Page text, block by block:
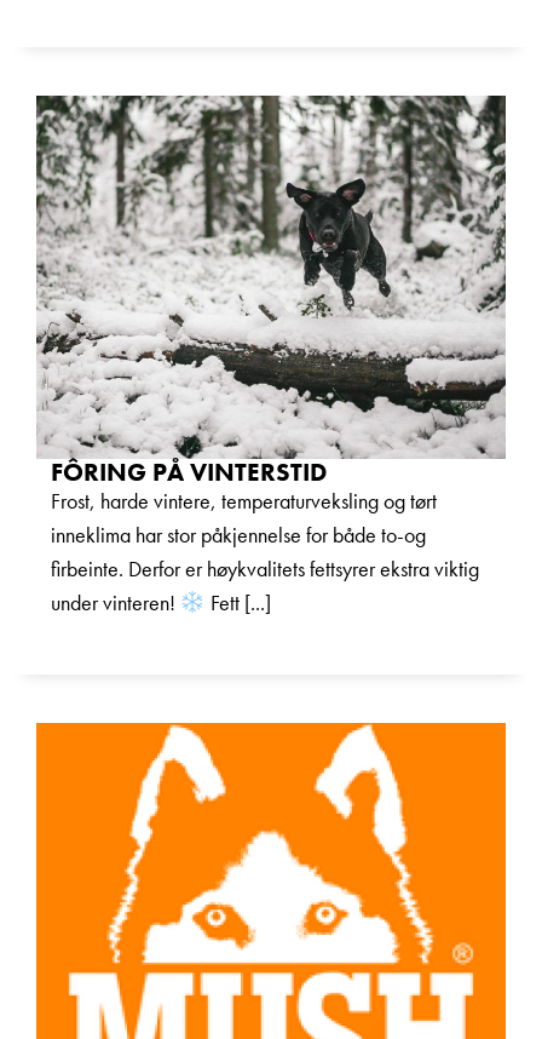
FÔRING PÅ VINTERSTID
Frost, harde vintere, temperaturveksling og tørt
inneklima har stor påkjennelse for både to-og
firbeinte. Derfor er høykvalitets fettsyrer ekstra viktig
under vinteren!
Fett [...]